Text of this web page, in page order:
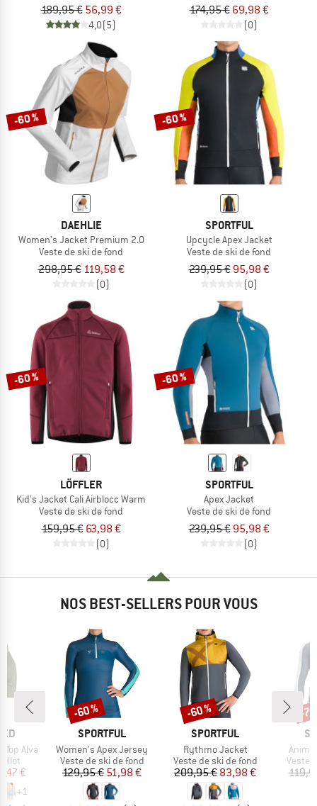
189,95 € 56,99 €
4,0(5)
174,95 € 69,98 €
(0)
-60 %
DAEHLIE
Women's Jacket Premium 2.0
Veste de ski de fond
298,95 € 119,58 €
(0)
-60 %
SPORTFUL
Upcycle Apex Jacket
Veste de ski de fond
239,95 € 95,98 €
(0)
-60 %
LÖFFLER
Kid's Jacket Cali Airblocc Warm
Veste de ski de fond
159,95 € 63,98 €
(0)
-60 %
SPORTFUL
Apex Jacket
Veste de ski de fond
239,95 € 95,98 €
(0)
NOS BEST-SELLERS POUR VOUS
Alva
réduit
€
+1
MARQUE
SPORTFUL
Article
Women's Apex Jersey
Product group
Veste de ski de fond
Prix
129,95 €Prix réduit
51,98 €
Remise
-60 %
MARQUE
SPORTFUL
Article
Rythmo Jacket
Product group
Veste de ski de fond
Prix
209,95 €Prix réduit
83,98 €
Remise
-60 %
Article
Veste
-